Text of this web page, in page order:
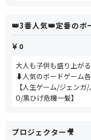
👑3番人気👑定番の
0
大人も子供も盛り上が
⬇️人気のボードゲーム
【人生ゲーム/ジェン
O/黒ひげ危機一髪】
プロジェクター🎥